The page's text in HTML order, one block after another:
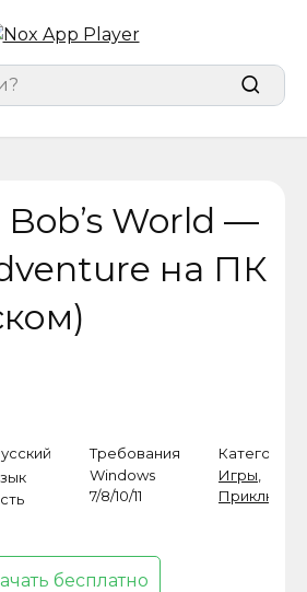
for:
Bob’s World —
на ПК
Требования
Windows
7/8/10/11
Категория
Игры
бесплатно